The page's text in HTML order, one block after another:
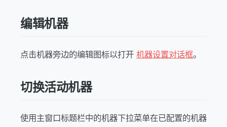
编辑机器
点击机器旁边的编辑图标以打开 机器设置对话框。
切换活动机器
使用主窗口标题栏中的机器下拉菜单在已配置的机器